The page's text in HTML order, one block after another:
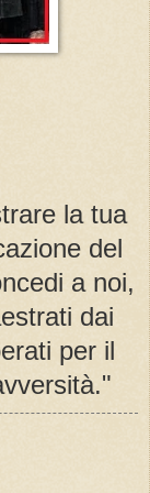
la tua
del
a noi,
dai
per il